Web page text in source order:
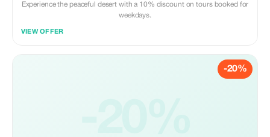
Experience the peaceful desert with a 10% discount on tours booked for
weekdays.
VIEW OFFER
-20%